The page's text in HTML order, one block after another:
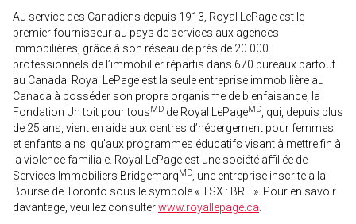
Au service des Canadiens depuis 1913, Royal LePage est le
premier fournisseur au pays de services aux agences
immobilières, grâce à son réseau de près de 20 000
professionnels de l’immobilier répartis dans 670 bureaux partout
au Canada. Royal LePage est la seule entreprise immobilière au
Canada à posséder son propre organisme de bienfaisance, la
Fondation Un toit pour tousMD de Royal LePageMD, qui, depuis plus
de 25 ans, vient en aide aux centres d’hébergement pour femmes
et enfants ainsi qu’aux programmes éducatifs visant à mettre fin à
la violence familiale. Royal LePage est une société affiliée de
Services Immobiliers BridgemarqMD, une entreprise inscrite à la
Bourse de Toronto sous le symbole « TSX : BRE ». Pour en savoir
davantage, veuillez consulterwww.royallepage.ca.